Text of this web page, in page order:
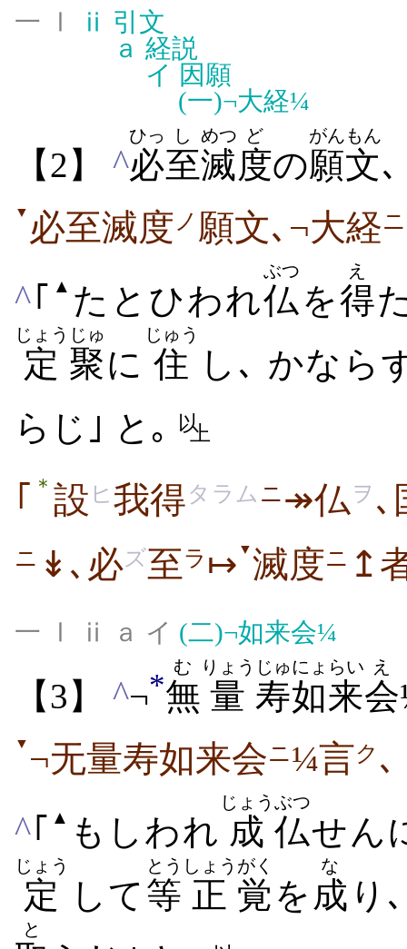
一 Ⅰ ⅱ 引文
ａ 経説
イ 因願
(一)¬大経¼
【2】 ^必
ひっ
至
し
滅
めつ
度
ど
の願文
がんもん
▼ 必至滅度 ノ 願文､¬大経ニ
^｢ ▲ たとひわれ仏
ぶつ
を得
え
定
じょう
聚
じゅ
に 住
じゅう
し､ かなら
らじ｣ と｡
以上
｢ ＊ 設 ヒ 我得 タラム ニ↠仏ヲ ､
ニ ↡､必ズ至ラ ↦ ▼滅度ニ ↥
一 Ⅰ ⅱ ａ イ (二)¬如来会¼
【3】 ^¬*無
む
量
りょう
寿
じゅ
如来
にょらい
会
え
▼ ¬无量寿如来会ニ¼言ク ､
^｢ ▲ もしわれ 成
じょう
仏
ぶつ
せん
定
じょう
して等
とう
正
しょう
覚
がく
を 成
な
り
と